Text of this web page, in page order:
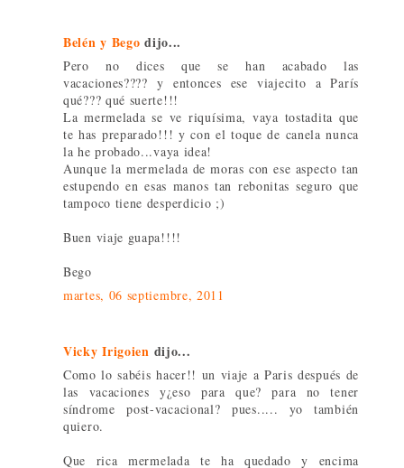
Belén y Bego dijo...
Pero no dices que se han acabado las
vacaciones???? y entonces ese viajecito a París
qué??? qué suerte!!!
La mermelada se ve riquísima, vaya tostadita que
te has preparado!!! y con el toque de canela nunca
la he probado...vaya idea!
Aunque la mermelada de moras con ese aspecto tan
estupendo en esas manos tan rebonitas seguro que
tampoco tiene desperdicio ;)
Buen viaje guapa!!!!
Bego
martes, 06 septiembre, 2011
Vicky Irigoien dijo...
Como lo sabéis hacer!! un viaje a Paris después de
las vacaciones y¿eso para que? para no tener
síndrome post-vacacional? pues..... yo también
quiero.
Que rica mermelada te ha quedado y encima